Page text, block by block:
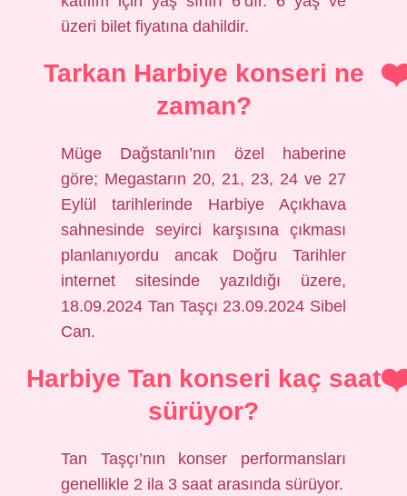
üzeri bilet fiyatına dahildir.
Tarkan Harbiye konseri ne
zaman?
Müge Dağstanlı’nın özel haberine
göre; Megastarın 20, 21, 23, 24 ve 27
Eylül tarihlerinde Harbiye Açıkhava
sahnesinde seyirci karşısına çıkması
planlanıyordu ancak Doğru Tarihler
internet sitesinde yazıldığı üzere,
18.09.2024 Tan Taşçı 23.09.2024 Sibel
Can.
Harbiye Tan konseri kaç saat
sürüyor?
Tan Taşçı’nın konser performansları
genellikle 2 ila 3 saat arasında sürüyor.